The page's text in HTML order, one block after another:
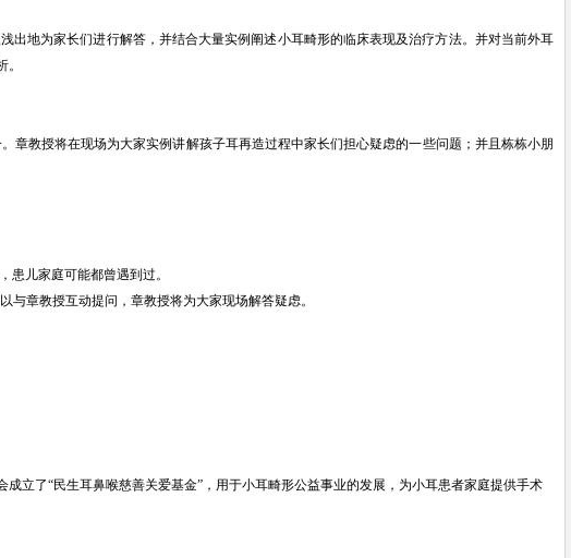
出地为家长们进行解答， 并结合大量实例阐述小耳畸形的临床表现及治疗方法。并对当前外耳
。
章教授将在现场为大家实例讲解孩子耳再造过程中家长们担心疑虑的一些问题；并且 栋栋小朋
患儿家庭可能都曾遇到过。
章教授互动提问，章教授将为大家现场解答疑虑。
立了“民生耳鼻喉慈善关爱基金”，用于小耳畸形公益事业的发展，为小耳患者家庭提供手术